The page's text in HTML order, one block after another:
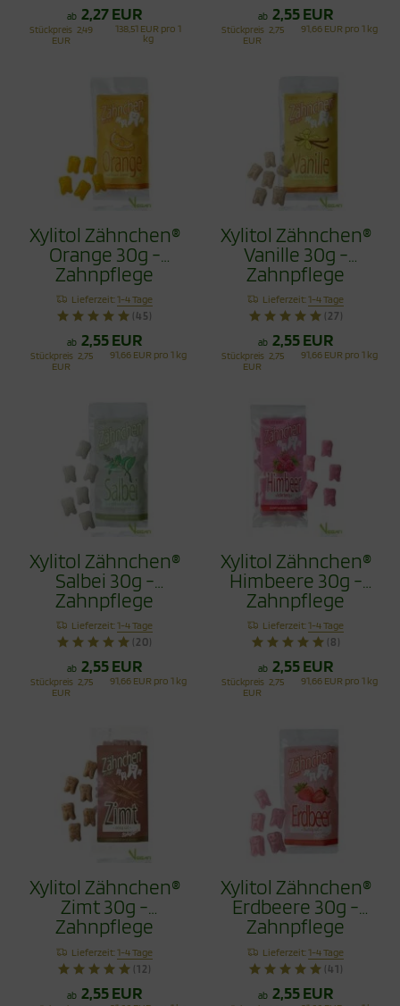
ab 2,27 EUR
Stückpreis 2,49
EUR
138,51 EUR pro 1
kg
ab 2,55 EUR
Stückpreis 2,75
EUR
91,66 EUR pro 1 kg
Xylitol Zähnchen®
Orange 30g -
Zahnpflege
Bonbons
Lieferzeit:1-4 Tage
(45)
ab 2,55 EUR
Stückpreis 2,75
EUR
91,66 EUR pro 1 kg
Xylitol Zähnchen®
Vanille 30g -
Zahnpflege
Bonbons
Lieferzeit:1-4 Tage
(27)
ab 2,55 EUR
Stückpreis 2,75
EUR
91,66 EUR pro 1 kg
Xylitol Zähnchen®
Salbei 30g -
Zahnpflege
Bonbons
Lieferzeit:1-4 Tage
(20)
ab 2,55 EUR
Stückpreis 2,75
EUR
91,66 EUR pro 1 kg
Xylitol Zähnchen®
Himbeere 30g -
Zahnpflege
Bonbons
Lieferzeit:1-4 Tage
(8)
ab 2,55 EUR
Stückpreis 2,75
EUR
91,66 EUR pro 1 kg
Xylitol Zähnchen®
Zimt 30g -
Zahnpflege
Bonbons
Lieferzeit:1-4 Tage
(12)
ab 2,55 EUR
Xylitol Zähnchen®
Erdbeere 30g -
Zahnpflege
Bonbons
Lieferzeit:1-4 Tage
(41)
ab 2,55 EUR